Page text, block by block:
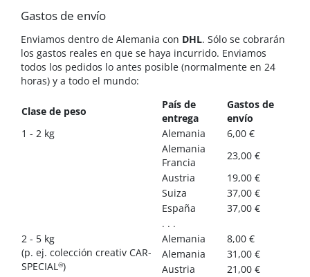
Gastos de envío
Enviamos dentro de Alemania con DHL. Sólo se cobrarán
los gastos reales en que se haya incurrido. Enviamos
todos los pedidos lo antes posible (normalmente en 24
horas) y a todo el mundo:
Clase de peso
País de
entrega
Gastos de
envío
1 - 2 kg
Alemania
6,00 €
Alemania
Francia
23,00 €
Austria
19,00 €
Suiza
37,00 €
España
37,00 €
. . .
2 - 5 kg
(p. ej. colección creativ CAR-
SPECIAL®)
Alemania
8,00 €
Alemania
31,00 €
Austria
21,00 €